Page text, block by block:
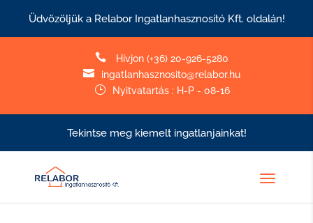
Üdvözöljük a Relabor Ingatlanhasznosító Kft. oldalán!

Hívjon (+36) 20-926-5280

ingatlanhasznosito@relabor.hu
}
Nyitvatartás : H-P - 08-16
Tekintse meg kiemelt ingatlanjainkat!